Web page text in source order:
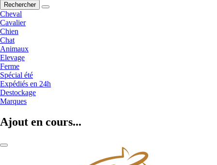
Rechercher
Cheval
Cavalier
Chien
Chat
Animaux
Elevage
Ferme
Spécial été
Expédiés en 24h
Destockage
Marques
Ajout en cours...